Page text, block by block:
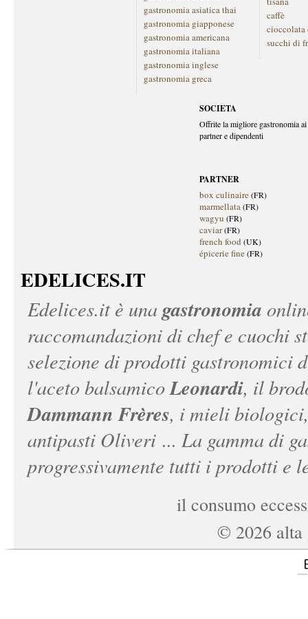
gastronomia asiatica thai
gastronomia giapponese
gastronomia americana
gastronomia italiana
gastronomia inglese
gastronomia greca
caffè
cioccolata
succhi di
SOCIETA
Offrite la migliore gastronomia
partner e dipendenti
PARTNER
box culinaire(FR)
marmellata(FR)
wagyu (FR)
caviar(FR)
french food (UK)
épicerie fine(FR)
EDELICES.IT
Edelices.itè una gastronomia
raccomandazioni di chef e cuochi
selezione di prodotti gastronomici
l'aceto balsamicoLeonardi, il
Dammann Frères, i mieli
antipasti Oliveri ... La gamma di
progressivamente tutti i prodotti e
il consumo
© 2026